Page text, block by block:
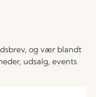
og vær blandt
udsalg, events